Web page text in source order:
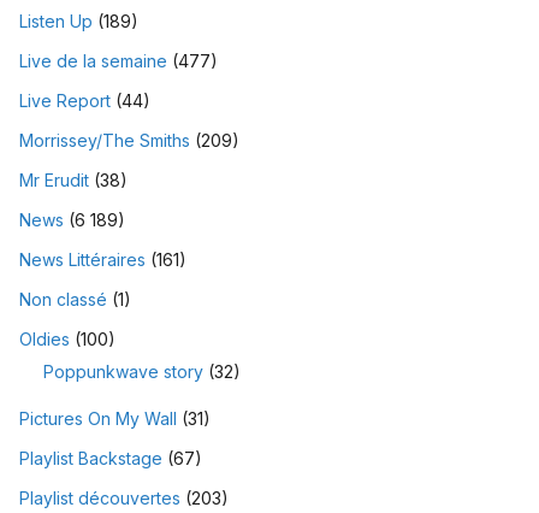
Listen Up (189)
Live de la semaine (477)
Live Report (44)
Morrissey/The Smiths (209)
Mr Erudit (38)
News (6 189)
News Littéraires (161)
Non classé (1)
Oldies (100)
Poppunkwave story (32)
Pictures On My Wall (31)
Playlist Backstage (67)
Playlist découvertes (203)